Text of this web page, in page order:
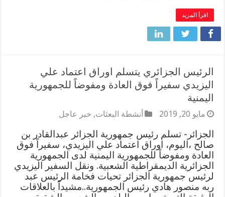
اقرأ المزيد
الرئيس الجزائري يتسلم اوراق اعتماد علي
اليزيدي سفيراً فوق العادة ومفوضاً للجمهورية
اليمنية
مايو 20, 2019 أنشطة البعثات, خبر عاجل
الجزائر- تسلم رئيس جمهورية الجزائر عبدالقادر بن
صالح ،اليوم، اوراق اعتماد علي اليزيدي، سفيراً فوق
العادة ومفوضاً للجمهورية اليمنية لدى الجمهورية
الجزائرية الديمقراطية الشعبية. ونقل السفير اليزيدي
لرئيس جمهورية الجزائر تحيات فخامة الرئيس عبد
ربه منصور هادي رئيس الجمهورية..مشيداً بالعلاقات